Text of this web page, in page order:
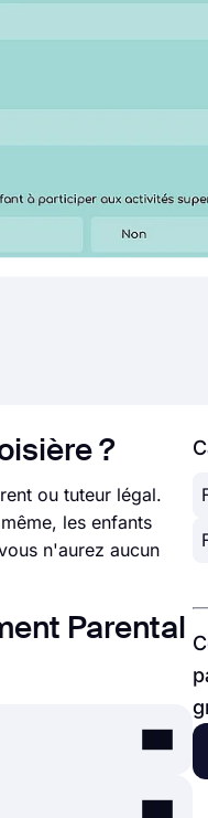
?
ou tuteur légal.
les enfants
n'aurez aucun
Parental
lui avoir